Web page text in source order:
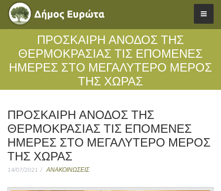
ΠΡΟΣΚΑΙΡΗ ΑΝΟΔΟΣ ΤΗΣ
ΘΕΡΜΟΚΡΑΣΙΑΣ ΤΙΣ ΕΠΟΜΕΝΕΣ
ΗΜΕΡΕΣ ΣΤΟ ΜΕΓΑΛΥΤΕΡΟ ΜΕΡΟΣ
ΤΗΣ ΧΩΡΑΣ
ΠΡΟΣΚΑΙΡΗ ΑΝΟΔΟΣ ΤΗΣ
ΘΕΡΜΟΚΡΑΣΙΑΣ ΤΙΣ ΕΠΟΜΕΝΕΣ
ΗΜΕΡΕΣ ΣΤΟ ΜΕΓΑΛΥΤΕΡΟ ΜΕΡΟΣ
ΤΗΣ ΧΩΡΑΣ
14/07/2021 ΑΝΑΚΟΙΝΩΣΕΙΣ